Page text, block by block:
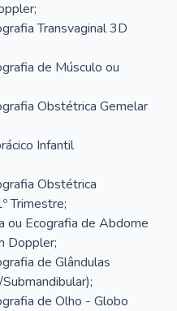
Transvaginal 3D
de Músculo ou
Obstétrica Gemelar
Infantil
Obstétrica
Trimestre;
ou Ecografia de Abdome
Doppler;
de Glândulas
de Olho - Globo